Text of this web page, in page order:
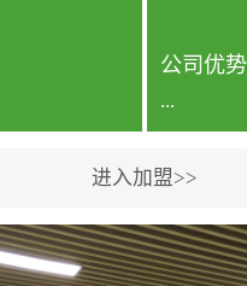
公司优势
...
专利保
企业（“
进入加盟>>